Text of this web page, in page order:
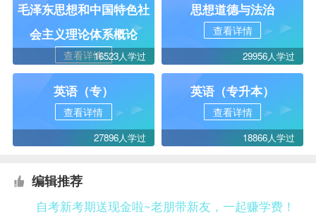
毛泽东思想和中国特色社
会主义理论体系概论
查看详情16523人学过
思想道德与法治
查看详情
29956人学过
英语（专）
查看详情
27896人学过
英语（专升本）
查看详情
18866人学过
编辑推荐
自考新考期送现金啦~老朋带新友，一起赚学费！